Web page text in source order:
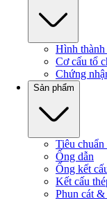
Hình
Cơ cấu tổ
Chứng
Sản phẩm
Tiêu chuẩn
Ống dẫn
Ống kết
Kết cấu
Phun cát &